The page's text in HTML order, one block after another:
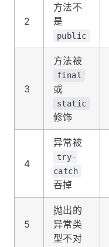
2
方法不
是
public
3
方法被
final
或
static
修饰
4
异常被
try-
catch
吞掉
5
抛出的
异常类
型不对